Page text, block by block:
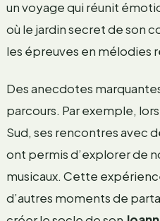
un voyage qui réunit
où le jardin secret de son
les épreuves en mélodies
Des anecdotes
parcours. Par exemple,
Sud, ses rencontres avec
ont permis d’explorer de
musicaux. Cette
d’autres moments de